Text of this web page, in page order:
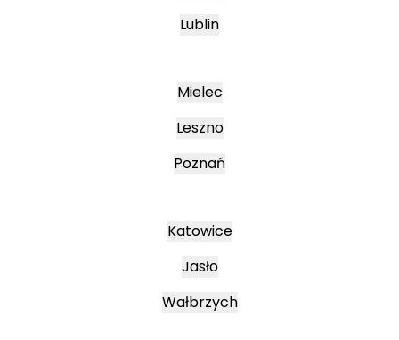
Lublin
Mielec
Leszno
Poznań
Katowice
Jasło
Wałbrzych